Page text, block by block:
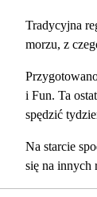
Tradycyjna
morzu, z
i Fun. Ta
spędzić
Na starcie
się na innych